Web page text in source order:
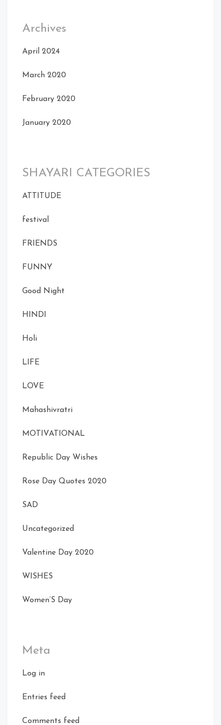
Archives
April 2024
March 2020
February 2020
January 2020
SHAYARI CATEGORIES
ATTITUDE
festival
FRIENDS
FUNNY
Good Night
HINDI
Holi
LIFE
LOVE
Mahashivratri
MOTIVATIONAL
Republic Day Wishes
Rose Day Quotes 2020
SAD
Uncategorized
Valentine Day 2020
WISHES
Women’S Day
Meta
Log in
Entries feed
Comments feed